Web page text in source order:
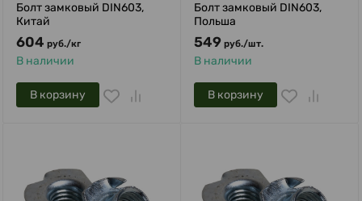
Болт замковый DIN603,
Китай
604 руб./кг
В наличии
В корзину
Болт замковый DIN603,
Польша
549 руб./шт.
В наличии
В корзину